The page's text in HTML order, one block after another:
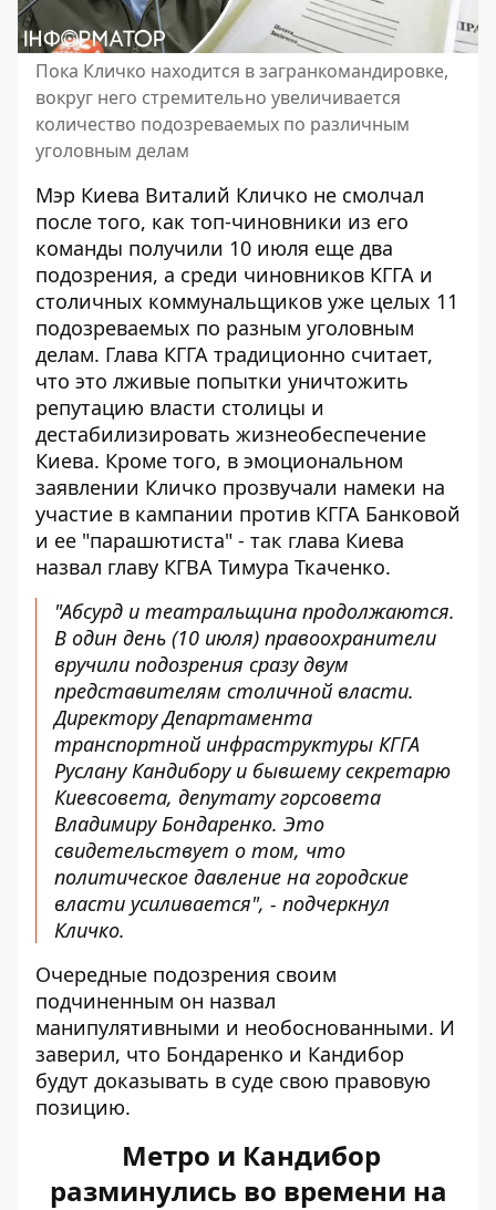
Пока Кличко находится в загранкомандировке,
вокруг него стремительно увеличивается
количество подозреваемых по различным
уголовным делам
Мэр Киева Виталий Кличко не смолчал
после того, как топ-чиновники из его
команды получили 10 июля еще два
подозрения, а среди чиновников КГГА и
столичных коммунальщиков уже целых 11
подозреваемых по разным уголовным
делам. Глава КГГА традиционно считает,
что это лживые попытки уничтожить
репутацию власти столицы и
дестабилизировать жизнеобеспечение
Киева. Кроме того, в эмоциональном
заявлении Кличко прозвучали намеки на
участие в кампании против КГГА Банковой
и ее "парашютиста" - так глава Киева
назвал главу КГВА Тимура Ткаченко.
"Абсурд и театральщина продолжаются.
В один день (10 июля) правоохранители
вручили подозрения сразу двум
представителям столичной власти.
Директору Департамента
транспортной инфраструктуры КГГА
Руслану Кандибору и бывшему секретарю
Киевсовета, депутату горсовета
Владимиру Бондаренко. Это
свидетельствует о том, что
политическое давление на городские
власти усиливается", - подчеркнул
Кличко.
Очередные подозрения своим
подчиненным он назвал
манипулятивными и необоснованными. И
заверил, что Бондаренко и Кандибор
будут доказывать в суде свою правовую
позицию.
Метро и Кандибор
разминулись во времени на